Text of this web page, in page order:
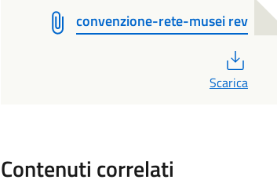
convenzione-rete-musei rev
Scarica
Contenuti correlati